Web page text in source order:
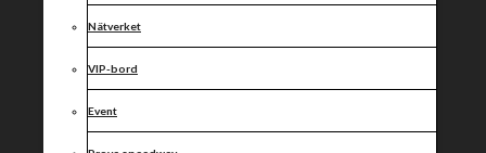
Nätverket
VIP-bord
Event